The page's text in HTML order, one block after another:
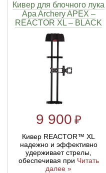
Кивер для блочного лука
Apa Archery APEX –
REACTOR XL – BLACK
9 900 ₽
Кивер REACTOR™ XL
надежно и эффективно
удерживает стрелы,
обеспечивая при Читать
далее »